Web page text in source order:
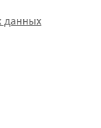
данных